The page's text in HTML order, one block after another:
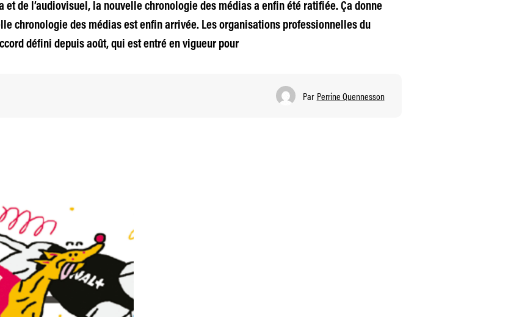
de l’audiovisuel, la nouvelle chronologie des médias a enfin été ratifiée. Ça donne
chronologie des médias est enfin arrivée. Les organisations professionnelles du
défini depuis août, qui est entré en vigueur pour
Par Perrine Quennesson